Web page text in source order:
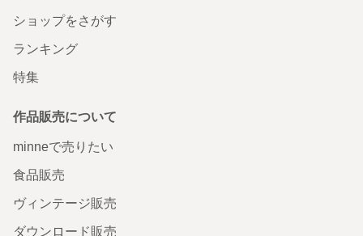
ショップをさがす
ランキング
特集
作品販売について
minneで売りたい
食品販売
ヴィンテージ販売
ダウンロード販売